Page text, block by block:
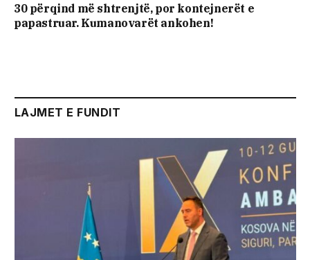
30 përqind më shtrenjtë, por kontejnerët e
papastruar. Kumanovarët ankohen!
LAJMET E FUNDIT